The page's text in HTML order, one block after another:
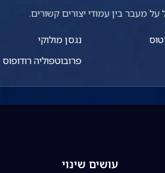
מעבר בין עמודי יצורים קשורים.
נגסן מולוקי
פרובוטפוליה רודופוס
עושים שינוי